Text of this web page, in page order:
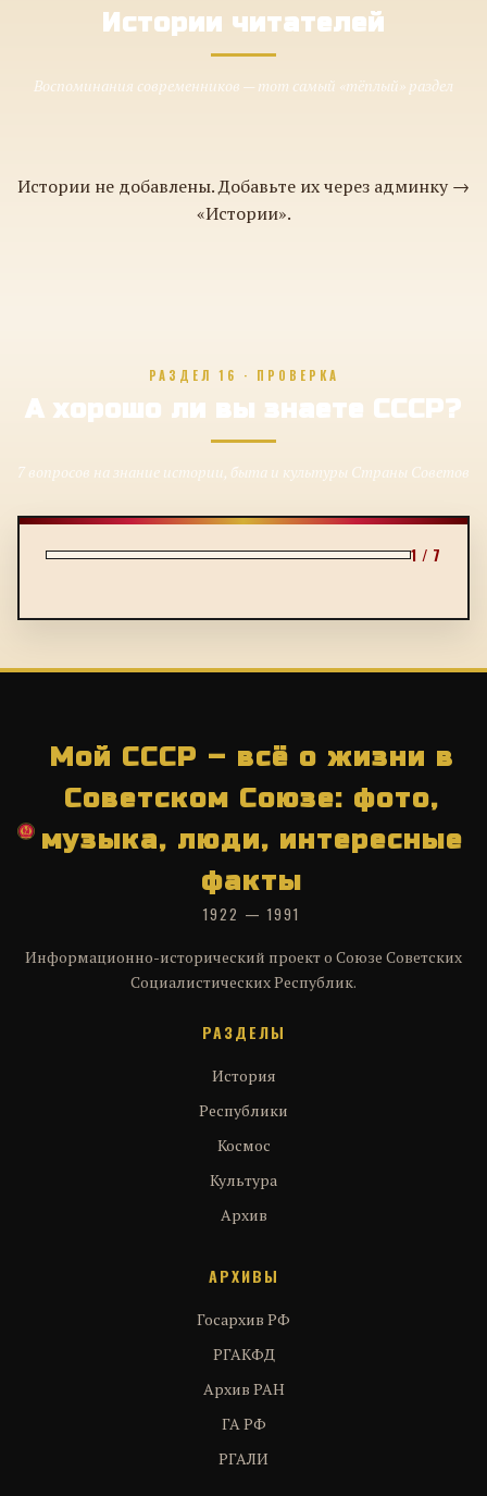
Истории читателей
Воспоминания современников — тот самый «тёплый» раздел
Истории не добавлены. Добавьте их через админку →
«Истории».
РАЗДЕЛ 16 · ПРОВЕРКА
А хорошо ли вы знаете СССР?
7 вопросов на знание истории, быта и культуры Страны Советов
1 / 7
Мой СССР – всё о жизни в
Советском Союзе: фото,
музыка, люди, интересные
факты
1922 — 1991
Информационно-исторический проект о Союзе Советских
Социалистических Республик.
РАЗДЕЛЫ
История
Республики
Космос
Культура
Архив
АРХИВЫ
Госархив РФ
РГАКФД
Архив РАН
ГА РФ
РГАЛИ